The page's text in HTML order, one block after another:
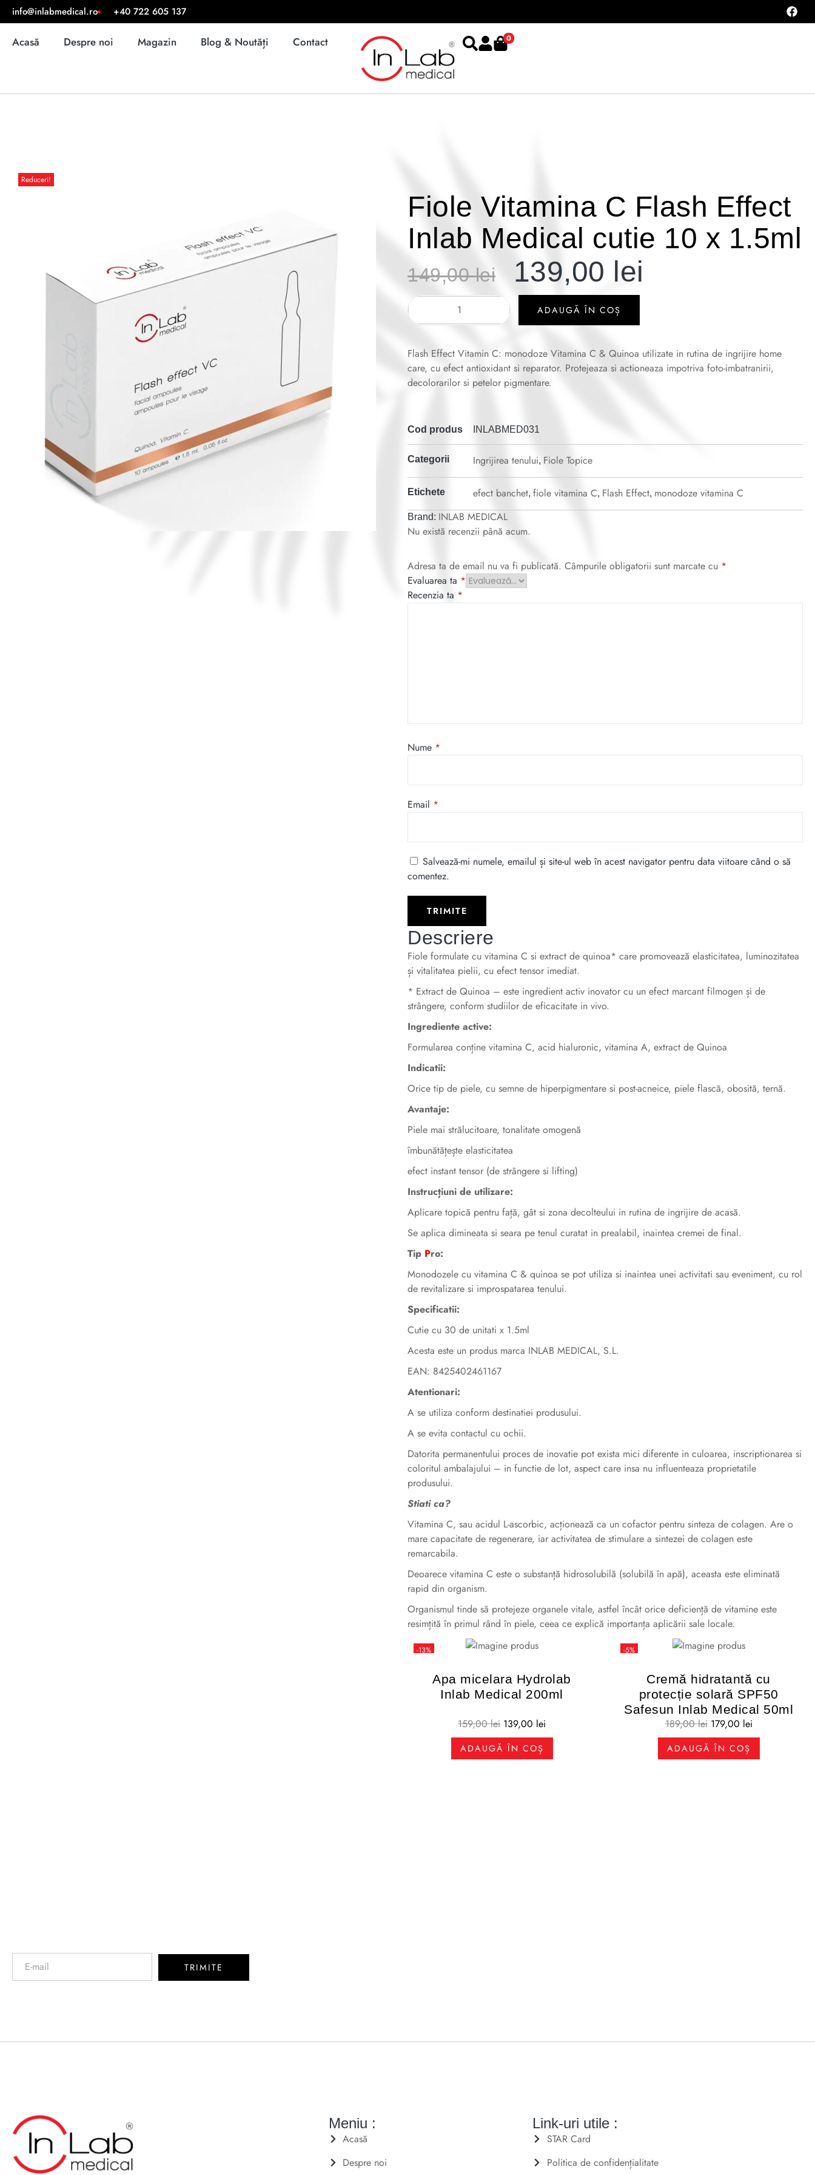
info@inlabmedical.ro +40 722 605 137
Acasă Despre noi Magazin Blog & Noutăți Contact 0
Reduceri!
Fiole Vitamina C Flash Effect
Inlab Medical cutie 10 x 1.5ml
149,00lei 139,00 lei
ADAUGĂ ÎN COȘ
Flash Effect Vitamin C: monodoze Vitamina C & Quinoa utilizate in rutina de ingrijire home
care, cu efect antioxidant si reparator. Protejeaza si actioneaza impotriva foto-imbatranirii,
decolorarilor si petelor pigmentare.
Cod produs INLABMED031
Categorii Ingrijirea tenului, Fiole Topice
Etichete efect banchet, fiole vitamina C, Flash Effect, monodoze vitamina C
Brand: INLAB MEDICAL
Nu există recenzii până acum.
Adresa ta de email nu va fi publicată. Câmpurile obligatorii sunt marcate cu *
Evaluarea ta *
Recenzia ta *
Nume *
Email *
Salvează-mi numele, emailul și site-ul web în acest navigator pentru data viitoare când o să
comentez.
Descriere
Fiole formulate cu vitamina C si extract de quinoa* care promovează elasticitatea, luminozitatea
și vitalitatea pielii, cu efect tensor imediat.
* Extract de Quinoa – este ingredient activ inovator cu un efect marcant filmogen și de
strângere, conform studiilor de eficacitate in vivo.
Ingrediente active:
Formularea conține vitamina C, acid hialuronic, vitamina A, extract de Quinoa
Indicatii:
Orice tip de piele, cu semne de hiperpigmentare si post-acneice, piele flască, obosită, ternă.
Avantaje:
Piele mai strălucitoare, tonalitate omogenă
îmbunătățește elasticitatea
efect instant tensor (de strângere si lifting)
Instrucțiuni de utilizare:
Aplicare topică pentru față, gât si zona decolteului in rutina de ingrijire de acasă.
Se aplica dimineata si seara pe tenul curatat in prealabil, inaintea cremei de final.
Tip Pro:
Monodozele cu vitamina C & quinoa se pot utiliza si inaintea unei activitati sau eveniment, cu rol
de revitalizare si improspatarea tenului.
Specificatii:
Cutie cu 30 de unitati x 1.5ml
Acesta este un produs marca INLAB MEDICAL, S.L.
EAN: 8425402461167
Atentionari:
A se utiliza conform destinatiei produsului.
A se evita contactul cu ochii.
Datorita permanentului proces de inovatie pot exista mici diferente in culoarea, inscriptionarea si
coloritul ambalajului – in functie de lot, aspect care insa nu influenteaza proprietatile
produsului.
Stiati ca?
Vitamina C, sau acidul L-ascorbic, acționează ca un cofactor pentru sinteza de colagen. Are o
mare capacitate de regenerare, iar activitatea de stimulare a sintezei de colagen este
remarcabila.
Deoarece vitamina C este o substanță hidrosolubilă (solubilă în apă), aceasta este eliminată
rapid din organism.
Organismul tinde să protejeze organele vitale, astfel încât orice deficiență de vitamine este
resimțită în primul rând în piele, ceea ce explică importanța aplicării sale locale.
-13%
Apa micelara Hydrolab
Inlab Medical 200ml
159,00lei 139,00 lei
ADAUGĂ ÎN COȘ
-5%
Cremă hidratantă cu
protecție solară SPF50
Safesun Inlab Medical 50ml
189,00lei 179,00 lei
ADAUGĂ ÎN COȘ
TRIMITE
Meniu :
Acasă
Despre noi
Link-uri utile :
STAR Card
Politica de confidențialitate